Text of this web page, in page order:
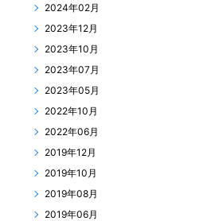
2024年02月
2023年12月
2023年10月
2023年07月
2023年05月
2022年10月
2022年06月
2019年12月
2019年10月
2019年08月
2019年06月